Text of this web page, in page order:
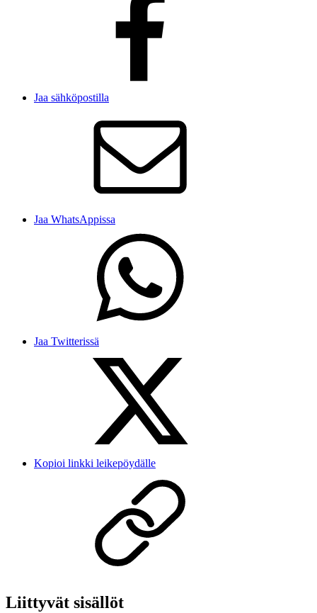
Jaa sähköpostilla
Jaa WhatsAppissa
Jaa Twitterissä
Kopioi linkki leikepöydälle
Liittyvät sisällöt